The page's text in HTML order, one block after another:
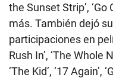
the Sunset Strip’, ‘Go
más. También dejó
participaciones en
Rush In’, ‘The Whole
‘The Kid’, ‘17 Again’,